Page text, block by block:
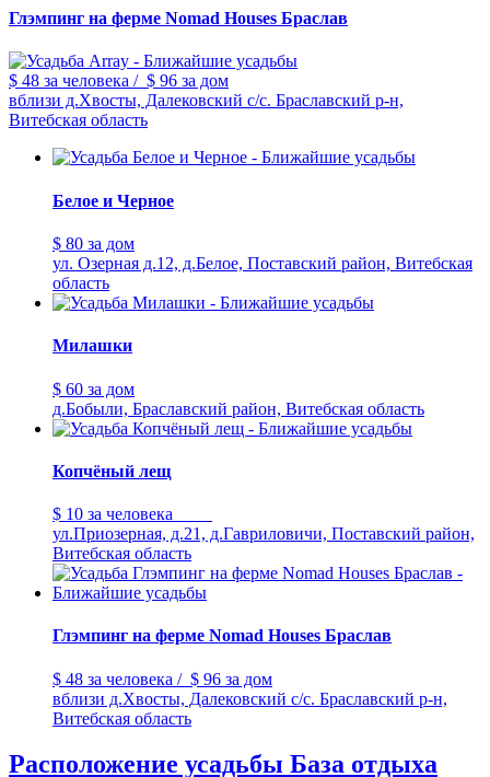
Глэмпинг на ферме Nomad Houses Браслав
$ 48 за человека / $ 96 за дом
вблизи д.Хвосты, Далековский с/с. Браславский р-н,
Витебская область
Белое и Черное
$ 80 за дом
ул. Озерная д.12, д.Белое, Поставский район, Витебская
область
Милашки
$ 60 за дом
д.Бобыли, Браславский район, Витебская область
Копчёный лещ
$ 10 за человека
ул.Приозерная, д.21, д.Гавриловичи, Поставский район,
Витебская область
Глэмпинг на ферме Nomad Houses Браслав
$ 48 за человека / $ 96 за дом
вблизи д.Хвосты, Далековский с/с. Браславский р-н,
Витебская область
Расположение усадьбы База отдыха